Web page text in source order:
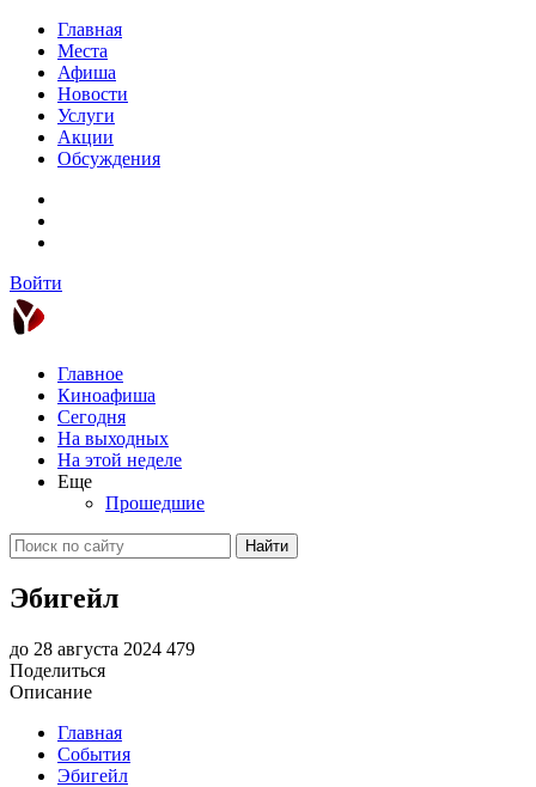
Главная
Места
Афиша
Новости
Услуги
Акции
Обсуждения
Войти
Главное
Киноафиша
Сегодня
На выходных
На этой неделе
Еще
Прошедшие
Найти
Эбигейл
до 28 августа 2024 479
Поделиться
Описание
Главная
События
Эбигейл